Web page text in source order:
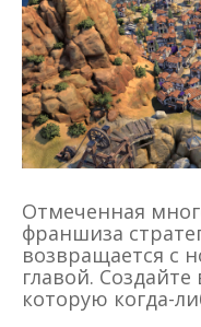
Отмеченная
франшиза
возвращается с
главой.
которую когда-